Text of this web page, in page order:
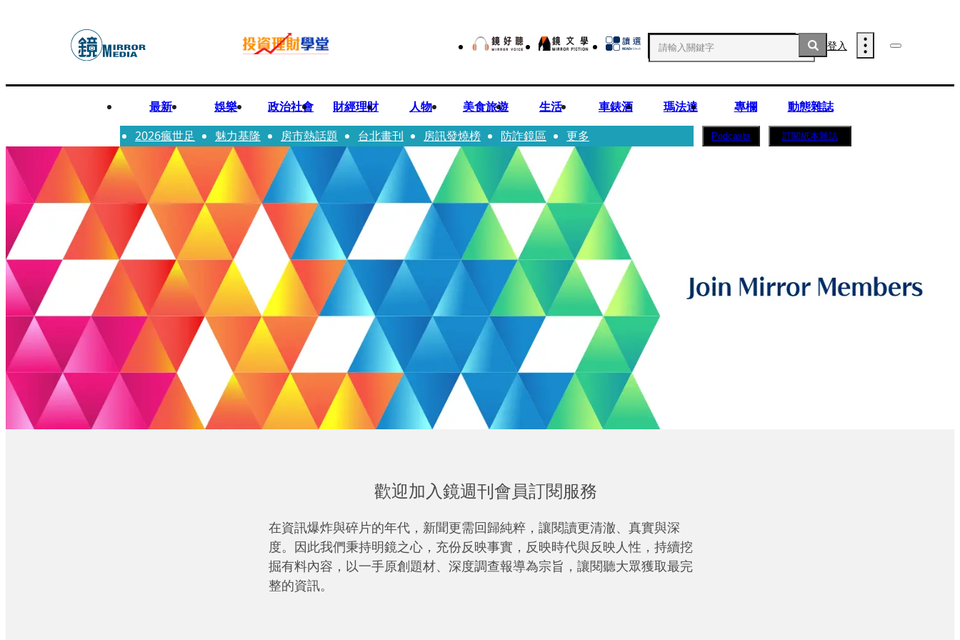
登入
最新 娛樂 政治社會 財經理財 人物 美食旅遊 生活 車錶酒 瑪法達 專欄
動態雜誌
2026瘋世足
魅力基隆 房市熱話題 台北畫刊 房訊發燒榜 防詐鏡區 更多 Podcasts 訂閱紙本雜誌
歡迎加入鏡週刊會員訂閱服務
在資訊爆炸與碎片的年代，新聞更需回歸純粹，讓閱讀更清澈、真實與深
度。因此我們秉持明鏡之心，充份反映事實，反映時代與反映人性，持續挖
掘有料內容，以一手原創題材、深度調查報導為宗旨，讓閱聽大眾獲取最完
整的資訊。